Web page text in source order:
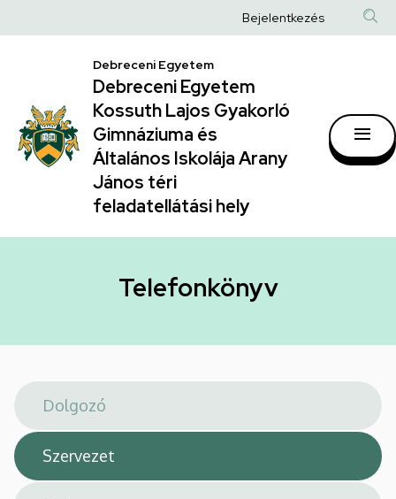
|
Debreceni
Egyetem
Kossuth
Lajos
Gyakorló
Általános
Arany
János
téri
feladatellátási
hely
a
Anonim
fiók
menüje
Bejelentkezés
Debreceni Egyetem
Debreceni Egyetem
Kossuth Lajos Gyakorló
Gimnáziuma és
Általános Iskolája Arany
János téri
feladatellátási hely
Telefonkönyv